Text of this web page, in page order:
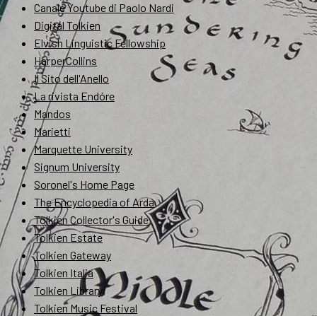
Canale Youtube di Paolo Nardi
Digital Tolkien
Elvish Linguistic Fellowship
HarperCollins
Il Sito dell'Anello
La rivista Endóre
Mandos
Marietti
Marquette University
Signum University
Soronel's Home Page
The Encyclopedia of Arda
Tolkien Collector's Guide
Tolkien Estate
Tolkien Gateway
Tolkien Italia
Tolkien Library
Tolkien Music Festival